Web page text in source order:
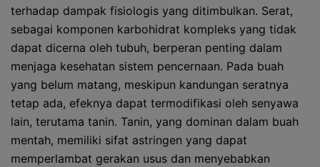
terhadap dampak fisiologis yang ditimbulkan. Serat,
sebagai komponen karbohidrat kompleks yang tidak
dapat dicerna oleh tubuh, berperan penting dalam
menjaga kesehatan sistem pencernaan. Pada buah
yang belum matang, meskipun kandungan seratnya
tetap ada, efeknya dapat termodifikasi oleh senyawa
lain, terutama tanin. Tanin, yang dominan dalam buah
mentah, memiliki sifat astringen yang dapat
memperlambat gerakan usus dan menyebabkan